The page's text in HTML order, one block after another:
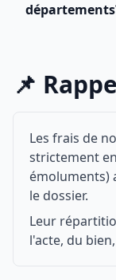
📌
Les frais de
strictement
émoluments)
le dossier.
Leur
l'acte, du